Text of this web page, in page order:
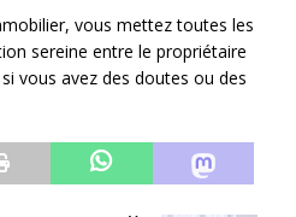
vous mettez toutes les
sereine entre le propriétaire
vous avez des doutes ou des